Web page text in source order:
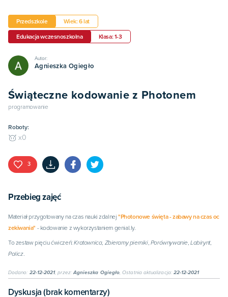
Przedszkole Wiek: 6 lat
Edukacja wczesnoszkolna Klasa: 1-3
Autor:
Agnieszka Ogiegło
Świąteczne kodowanie z Photonem
programowanie
Roboty:
x0
3
Przebieg zajęć
Materiał przygotowany na czas nauki zdalnej"Photonowe święta -zabawyna czas oc
zekiwania" - kodowanie z wykorzystaniem genial.ly.
To zestaw pięciu ćwiczeń:Kratownica, Zbieramy pierniki, Porównywanie,Labirynt,
Policz.
Dodano: 22-12-2021, przez:Agnieszka Ogiegło, Ostatnia aktualizacja: 22-12-2021
Dyskusja (brak komentarzy)